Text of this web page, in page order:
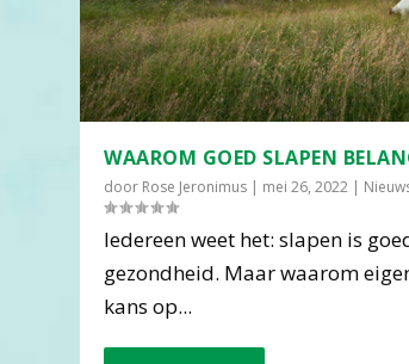
WAAROM GOED SLAPEN
door Rose Jeronimus | mei 26, 2022 |
Iedereen weet het: slapen is
gezondheid. Maar waarom
kans op...